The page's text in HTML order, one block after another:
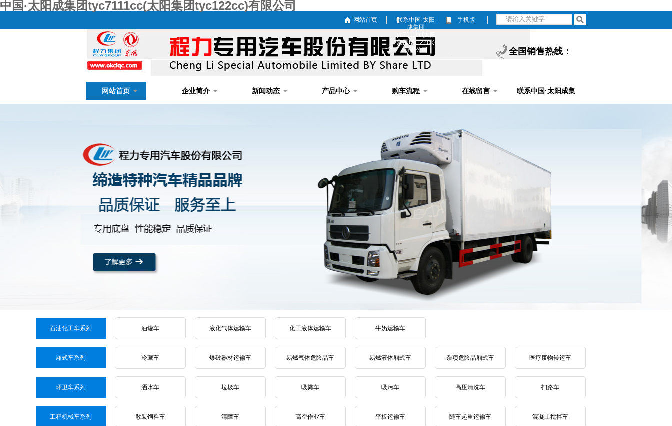
中国·太阳成集团tyc7111cc(太阳集团tyc122cc)有限公司
网站首页
联系中国·太阳
成集团
集团tyc122cc)
有限公司
手机版
全国销售热线：
网站首页 企业简介 新闻动态 产品中心 购车流程 在线留言 联系中国·太阳成集
石油化工车系列 油罐车 液化气体运输车 化工液体运输车 牛奶运输车
厢式车系列 冷藏车 爆破器材运输车 易燃气体危险品车 易燃液体厢式车 杂项危险品厢式车 医疗废物转运车
环卫车系列 洒水车 垃圾车 吸粪车 吸污车 高压清洗车 扫路车
工程机械车系列 散装饲料车 清障车 高空作业车 平板运输车 随车起重运输车 混凝土搅拌车